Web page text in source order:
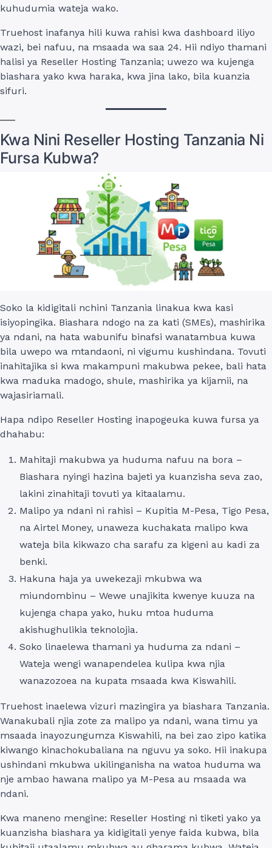
kuhudumia wateja wako.
Truehost inafanya hili kuwa rahisi kwa dashboard iliyo
wazi, bei nafuu, na msaada wa saa 24. Hii ndiyo thamani
halisi ya Reseller Hosting Tanzania; uwezo wa kujenga
biashara yako kwa haraka, kwa jina lako, bila kuanzia
sifuri.
Kwa Nini Reseller Hosting Tanzania Ni
Fursa Kubwa?
Soko la kidigitali nchini Tanzania linakua kwa kasi
isiyopingika. Biashara ndogo na za kati (SMEs), mashirika
ya ndani, na hata wabunifu binafsi wanatambua kuwa
bila uwepo wa mtandaoni, ni vigumu kushindana. Tovuti
inahitajika si kwa makampuni makubwa pekee, bali hata
kwa maduka madogo, shule, mashirika ya kijamii, na
wajasiriamali.
Hapa ndipo Reseller Hosting inapogeuka kuwa fursa ya
dhahabu:
Mahitaji makubwa ya huduma nafuu na bora –
Biashara nyingi hazina bajeti ya kuanzisha seva zao,
lakini zinahitaji tovuti ya kitaalamu.
Malipo ya ndani ni rahisi – Kupitia M-Pesa, Tigo Pesa,
na Airtel Money, unaweza kuchakata malipo kwa
wateja bila kikwazo cha sarafu za kigeni au kadi za
benki.
Hakuna haja ya uwekezaji mkubwa wa
miundombinu – Wewe unajikita kwenye kuuza na
kujenga chapa yako, huku mtoa huduma
akishughulikia teknolojia.
Soko linaelewa thamani ya huduma za ndani –
Wateja wengi wanapendelea kulipa kwa njia
wanazozoea na kupata msaada kwa Kiswahili.
Truehost inaelewa vizuri mazingira ya biashara Tanzania.
Wanakubali njia zote za malipo ya ndani, wana timu ya
msaada inayozungumza Kiswahili, na bei zao zipo katika
kiwango kinachokubaliana na nguvu ya soko. Hii inakupa
ushindani mkubwa ukilinganisha na watoa huduma wa
nje ambao hawana malipo ya M-Pesa au msaada wa
ndani.
Kwa maneno mengine: Reseller Hosting ni tiketi yako ya
kuanzisha biashara ya kidigitali yenye faida kubwa, bila